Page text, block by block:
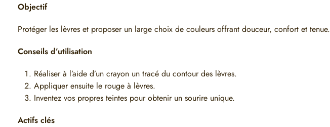
Objectif
Protéger les lèvres et proposer un large choix de couleurs offrant douceur, confort et tenue.
Conseils d’utilisation
Réaliser à l’aide d’un crayon un tracé du contour des lèvres.
Appliquer ensuite le rouge à lèvres.
Inventez vos propres teintes pour obtenir un sourire unique.
Actifs clés